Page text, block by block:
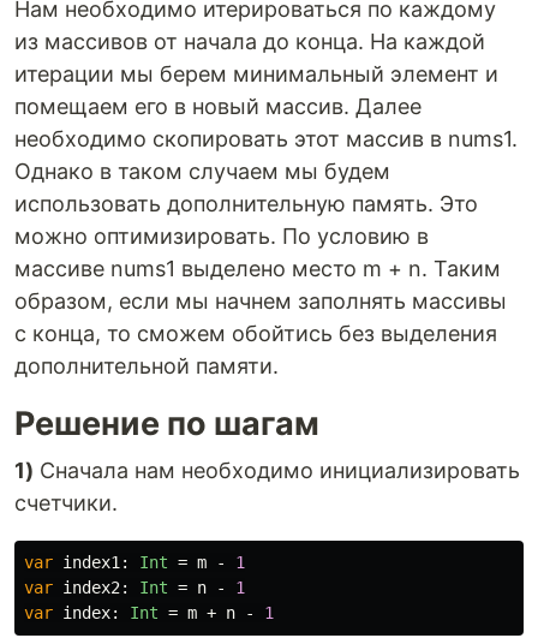
Нам необходимо итерироваться по каждому
из массивов от начала до конца. На каждой
итерации мы берем минимальный элемент и
помещаем его в новый массив. Далее
необходимо скопировать этот массив в nums1.
Однако в таком случаем мы будем
использовать дополнительную память. Это
можно оптимизировать. По условию в
массиве nums1 выделено место m + n. Таким
образом, если мы начнем заполнять массивы
с конца, то сможем обойтись без выделения
дополнительной памяти.
Решение по шагам
1) Сначала нам необходимо инициализировать
счетчики.
var index1 : Int = m -
1
var index2: Int = n -
1
var index: Int = m + n - 1